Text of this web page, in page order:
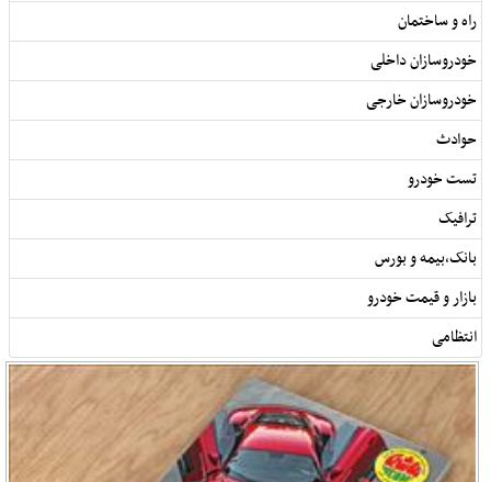
راه و ساختمان
خودروسازان داخلی
خودروسازان خارجی
حوادث
تست خودرو
ترافیک
بانک,بیمه و بورس
بازار و قیمت خودرو
انتظامی